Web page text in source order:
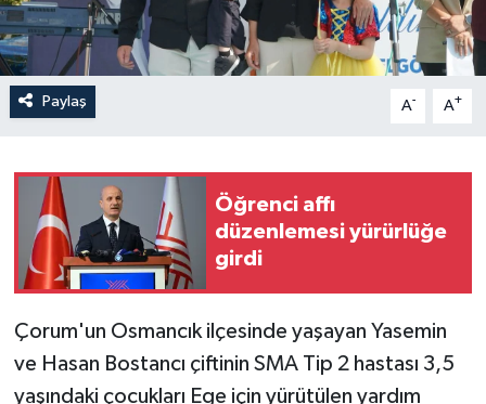
Paylaş A- A+
Öğrenci affı
düzenlemesi yürürlüğe
girdi
Çorum'un Osmancık ilçesinde yaşayan Yasemin
ve Hasan Bostancı çiftinin SMA Tip 2 hastası 3,5
yaşındaki çocukları Ege için yürütülen yardım
OTOPARK
TEKNOLOJİ